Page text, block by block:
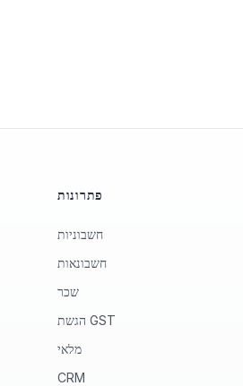
פתרונות
חשבוניות
חשבונאות
שכר
הגשת GST
מלאי
CRM